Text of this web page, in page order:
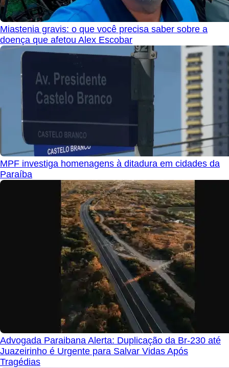
Miastenia gravis: o que você precisa saber sobre a
doença que afetou Alex Escobar
MPF investiga homenagens à ditadura em cidades da
Paraíba
Advogada Paraibana Alerta: Duplicação da Br-230 até
Juazeirinho é Urgente para Salvar Vidas Após
Tragédias